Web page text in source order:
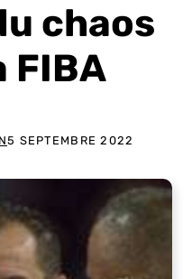
chaos
FIBA
5 SEPTEMBRE 2022